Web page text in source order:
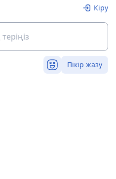
Кіру
Пікір жазу